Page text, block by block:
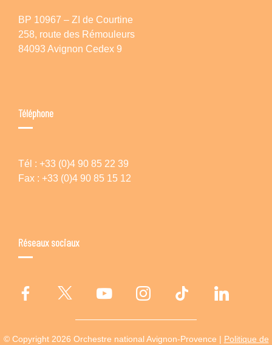
BP 10967 – ZI de Courtine
258, route des Rémouleurs
84093 Avignon Cedex 9
Téléphone
Tél : +33 (0)4 90 85 22 39
Fax : +33 (0)4 90 85 15 12
Réseaux sociaux
© Copyright 2026 Orchestre national Avignon-Provence | Politique de